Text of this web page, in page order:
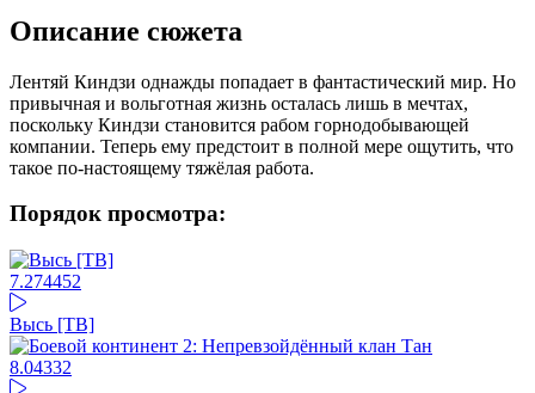
Описание сюжета
Лентяй Киндзи однажды попадает в фантастический мир. Но
привычная и вольготная жизнь осталась лишь в мечтах,
поскольку Киндзи становится рабом горнодобывающей
компании. Теперь ему предстоит в полной мере ощутить, что
такое по-настоящему тяжёлая работа.
Порядок просмотра:
7.274452
Высь [ТВ]
8.04332